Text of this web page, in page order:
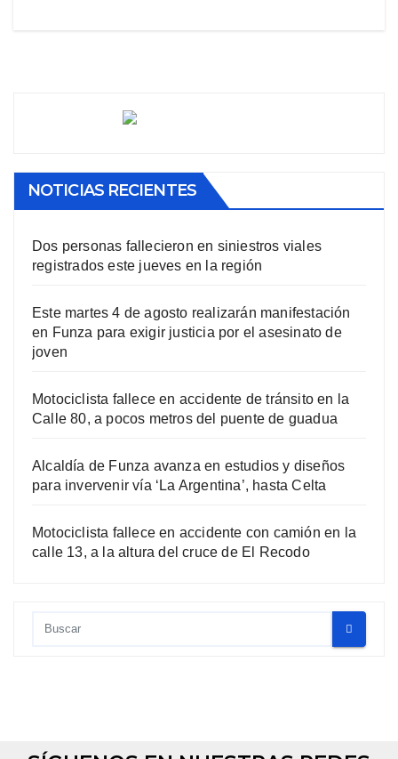
NOTICIAS RECIENTES
Dos personas fallecieron en siniestros viales
registrados este jueves en la región
Este martes 4 de agosto realizarán manifestación
en Funza para exigir justicia por el asesinato de
joven
Motociclista fallece en accidente de tránsito en la
Calle 80, a pocos metros del puente de guadua
Alcaldía de Funza avanza en estudios y diseños
para invervenir vía ‘La Argentina’, hasta Celta
Motociclista fallece en accidente con camión en la
calle 13, a la altura del cruce de El Recodo